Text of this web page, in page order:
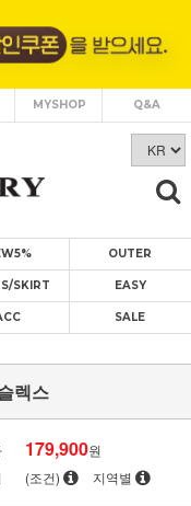
MYSHOP Q&A
OUTER
SKIRT EASY
SALE
렉스
179,900원
(조건) 지역별